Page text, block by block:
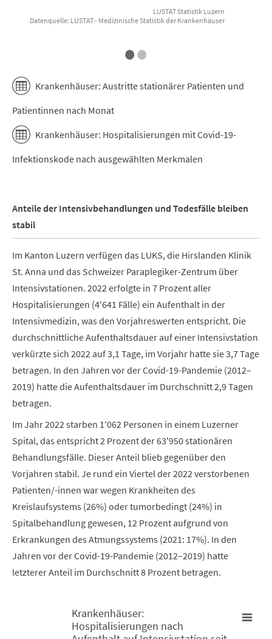
LUSTAT Statistik Luzern
Datenquelle: LUSTAT - Medizinische Statistik der Krankenhäuser
••
Krankenhäuser: Austritte stationärer Patienten und
Patientinnen nach Monat
Krankenhäuser: Hospitalisierungen mit Covid-19-
Infektionskode nach ausgewählten Merkmalen
Anteile der Intensivbehandlungen und Todesfälle bleiben
stabil
Im Kanton Luzern verfügen das LUKS, die Hirslanden Klinik
St. Anna und das Schweizer Paraplegiker-Zentrum über
Intensivstationen. 2022 erfolgte in 7 Prozent aller
Hospitalisierungen (4'641 Fälle) ein Aufenthalt in der
Intensivmedizin, was den Vorjahreswerten entspricht. Die
durchschnittliche Aufenthaltsdauer auf einer Intensivstation
verkürzte sich 2022 auf 3,1 Tage, im Vorjahr hatte sie 3,7 Tage
betragen. In den Jahren vor der Covid-19-Pandemie (2012–
2019) hatte die Aufenthaltsdauer im Durchschnitt 2,9 Tagen
betragen.
Im Jahr 2022 starben 1'062 Personen in einem Luzerner
Spital, das entspricht 2 Prozent der 63'950 stationären
Behandlungsfälle. Dieser Anteil blieb gegenüber den
Vorjahren stabil. Je rund ein Viertel der 2022 verstorbenen
Patienten/-innen war wegen Krankheiten des
Kreislaufsystems (26%) oder tumorbedingt (24%) in
Spitalbehandlung gewesen, 12 Prozent aufgrund von
Erkrankungen des Atmungssystems (2021: 17%). In den
Jahren vor der Covid-19-Pandemie (2012–2019) hatte
letzterer Anteil im Durchschnitt 8 Prozent betragen.
Krankenhäuser:
Hospitalisierungen nach